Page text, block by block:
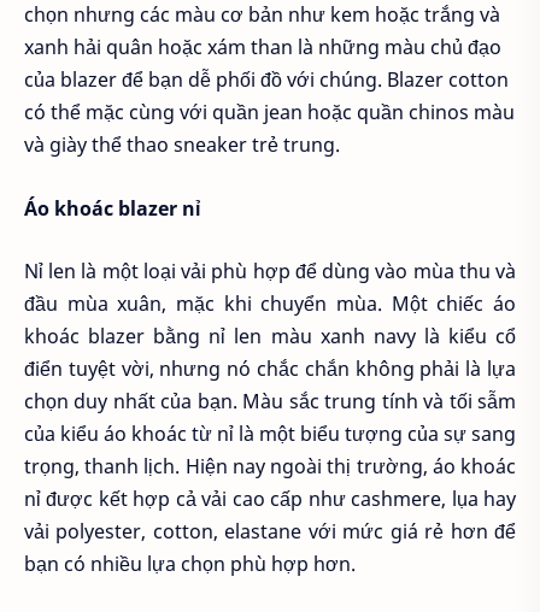
chọn nhưng các màu cơ bản như kem hoặc trắng và
xanh hải quân hoặc xám than là những màu chủ đạo
của blazer để bạn dễ phối đồ với chúng. Blazer cotton
có thể mặc cùng với quần jean hoặc quần chinos màu
và giày thể thao sneaker trẻ trung.
Áo khoác blazer nỉ
Nỉ len là một loại vải phù hợp để dùng vào mùa thu và
đầu mùa xuân, mặc khi chuyển mùa. Một chiếc áo
khoác blazer bằng nỉ len màu xanh navy là kiểu cổ
điển tuyệt vời, nhưng nó chắc chắn không phải là lựa
chọn duy nhất của bạn. Màu sắc trung tính và tối sẫm
của kiểu áo khoác từ nỉ là một biểu tượng của sự sang
trọng, thanh lịch. Hiện nay ngoài thị trường, áo khoác
nỉ được kết hợp cả vải cao cấp như cashmere, lụa hay
vải polyester, cotton, elastane với mức giá rẻ hơn để
bạn có nhiều lựa chọn phù hợp hơn.